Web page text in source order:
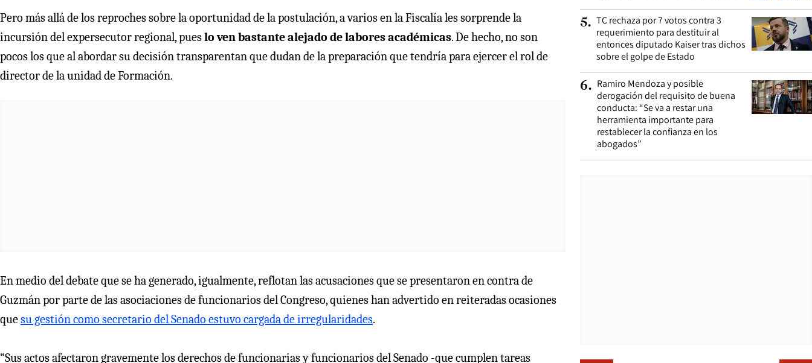
Pero más allá de los reproches sobre la oportunidad de la postulación, a varios en la Fiscalía les sorprende la
incursión del expersecutor regional, pueslo ven bastante alejado de labores académicas. De hecho, no son
pocos los que al abordar su decisión transparentan que dudan de la preparación que tendría para ejercer el rol de
director de la unidad de Formación.
En medio del debate que se ha generado, igualmente, reflotan las acusaciones que se presentaron en contra de
Guzmán por parte de las asociaciones de funcionarios del Congreso, quienes han advertido en reiteradas ocasiones
quesu gestión como secretario del Senado estuvo cargada de irregularidades.
“Sus actos afectaron gravemente los derechos de funcionarias y funcionarios del Senado -que cumplen tareas
5. TC rechaza por 7 votos contra 3
requerimiento para destituir al
entonces diputado Kaiser tras dichos
sobre el golpe de Estado
6. Ramiro Mendoza y posible
derogación del requisito de buena
conducta: “Se va a restar una
herramienta importante para
restablecer la confianza en los
abogados”